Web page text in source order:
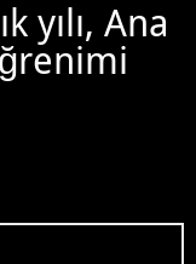
yılı, Ana